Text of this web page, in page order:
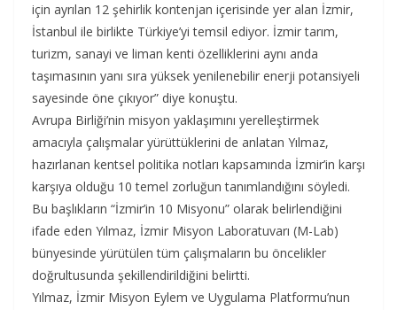
için ayrılan 12 şehirlik kontenjan içerisinde yer alan İzmir,
İstanbul ile birlikte Türkiye’yi temsil ediyor. İzmir tarım,
turizm, sanayi ve liman kenti özelliklerini aynı anda
taşımasının yanı sıra yüksek yenilenebilir enerji potansiyeli
sayesinde öne çıkıyor” diye konuştu.
Avrupa Birliği’nin misyon yaklaşımını yerelleştirmek
amacıyla çalışmalar yürüttüklerini de anlatan Yılmaz,
hazırlanan kentsel politika notları kapsamında İzmir’in karşı
karşıya olduğu 10 temel zorluğun tanımlandığını söyledi.
Bu başlıkların “İzmir’in 10 Misyonu” olarak belirlendiğini
ifade eden Yılmaz, İzmir Misyon Laboratuvarı (M-Lab)
bünyesinde yürütülen tüm çalışmaların bu öncelikler
doğrultusunda şekillendirildiğini belirtti.
Yılmaz, İzmir Misyon Eylem ve Uygulama Platformu’nun